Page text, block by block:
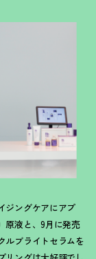
ジングケアにアプ
原液と、9月に発売
ルブライトセラムを